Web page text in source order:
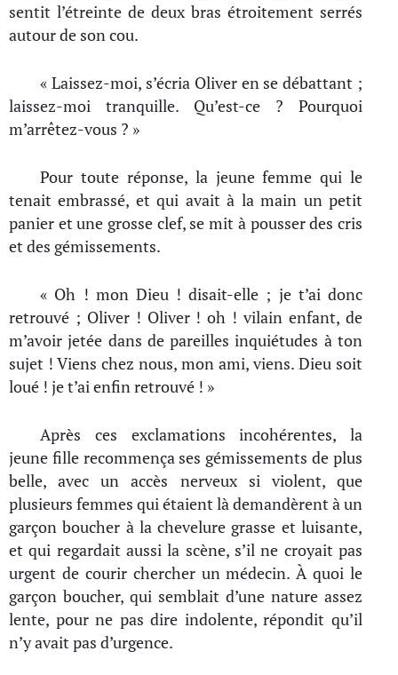
sentit l’étreinte de deux bras étroitement serrés
autour de son cou.
« Laissez-moi, s’écria Oliver en se débattant ;
laissez-moi tranquille. Qu’est-ce ? Pourquoi
m’arrêtez-vous ? »
Pour toute réponse, la jeune femme qui le
tenait embrassé, et qui avait à la main un petit
panier et une grosse clef, se mit à pousser des cris
et des gémissements.
« Oh ! mon Dieu ! disait-elle ; je t’ai donc
retrouvé ; Oliver ! Oliver ! oh ! vilain enfant, de
m’avoir jetée dans de pareilles inquiétudes à ton
sujet ! Viens chez nous, mon ami, viens. Dieu soit
loué ! je t’ai enfin retrouvé ! »
Après ces exclamations incohérentes, la
jeune fille recommença ses gémissements de plus
belle, avec un accès nerveux si violent, que
plusieurs femmes qui étaient là demandèrent à un
garçon boucher à la chevelure grasse et luisante,
et qui regardait aussi la scène, s’il ne croyait pas
urgent de courir chercher un médecin. À quoi le
garçon boucher, qui semblait d’une nature assez
lente, pour ne pas dire indolente, répondit qu’il
n’y avait pas d’urgence.